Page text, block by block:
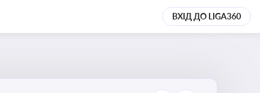
ВХІД ДО LIGA360